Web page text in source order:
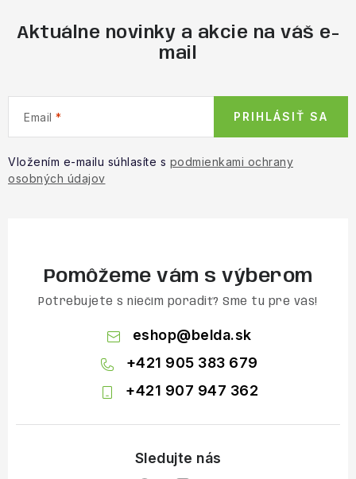
Aktuálne novinky a akcie na váš e-
mail
Email
Vložením e-mailu súhlasíte s podmienkami ochrany
osobných údajov
PRIHLÁSIŤ SA
Pomôžeme vám s výberom
Potrebujete s niečím poradiť? Sme tu pre vás!
eshop@belda.sk
+421 905 383 679
+421 907 947 362